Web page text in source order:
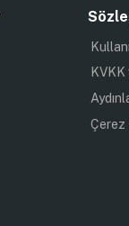
KVKK
Çerez